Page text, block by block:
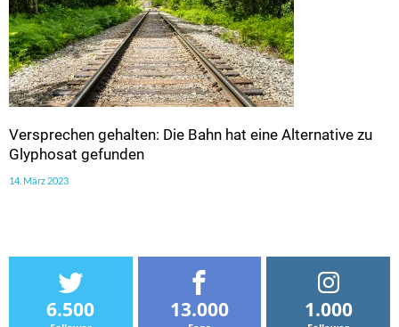
Versprechen gehalten: Die Bahn hat eine Alternative zu
Glyphosat gefunden
14. März 2023
6.500 13.000 1.000